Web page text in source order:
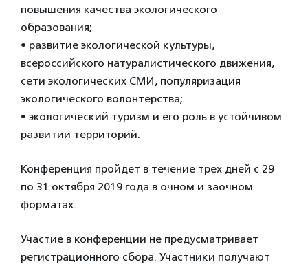
повышения качества экологического
образования;
• развитие экологической культуры,
всероссийского натуралистического движения,
сети экологических СМИ, популяризация
экологического волонтерства;
• экологический туризм и его роль в устойчивом
развитии территорий.
Конференция пройдет в течение трех дней с 29
по 31 октября 2019 года в очном и заочном
форматах.
Участие в конференции не предусматривает
регистрационного сбора. Участники получают